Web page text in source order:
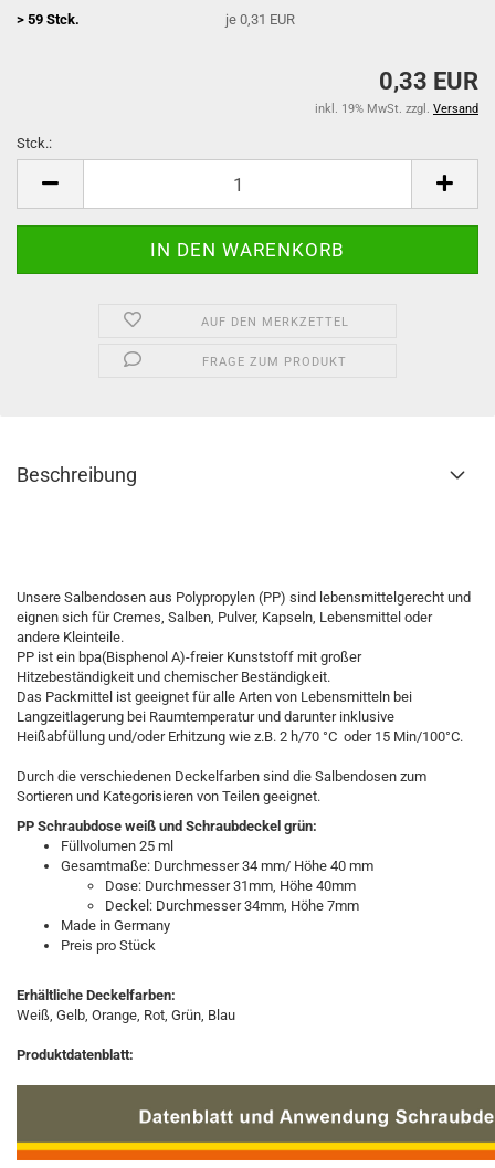
> 59 Stck.
je 0,31 EUR
0,33 EUR
inkl. 19% MwSt. zzgl. Versand
Stck.:
AUF DEN MERKZETTEL
FRAGE ZUM PRODUKT
Beschreibung
Unsere Salbendosen aus Polypropylen (PP) sind lebensmittelgerecht und
eignen sich für Cremes, Salben, Pulver, Kapseln, Lebensmittel oder
andere Kleinteile.
PP ist ein bpa(Bisphenol A)-freier Kunststoff mit großer
Hitzebeständigkeit und chemischer Beständigkeit.
Das Packmittel ist geeignet für alle Arten von Lebensmitteln bei
Langzeitlagerung bei Raumtemperatur und darunter inklusive
Heißabfüllung und/oder Erhitzung wie z.B. 2 h/70 °C oder 15 Min/100°C.
Durch die verschiedenen Deckelfarben sind die Salbendosen zum
Sortieren und Kategorisieren von Teilen geeignet.
PP Schraubdose weiß und Schraubdeckel grün:
Füllvolumen 25 ml
Gesamtmaße: Durchmesser 34 mm/ Höhe 40 mm
Dose: Durchmesser 31mm, Höhe 40mm
Deckel: Durchmesser 34mm, Höhe 7mm
Made in Germany
Preis pro Stück
Erhältliche Deckelfarben:
Weiß, Gelb, Orange, Rot, Grün, Blau
Produktdatenblatt:​